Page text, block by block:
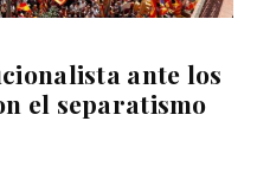
ante los
el separatismo